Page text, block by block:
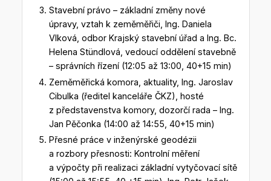
Stavební právo – základní změny nové
úpravy, vztah k zeměměřiči, Ing. Daniela
Vlková, odbor Krajský stavební úřad a Ing. Bc.
Helena Stündlová, vedoucí oddělení stavebně
– správních řízení (12:05 až 13:00, 40+15 min)
Zeměměřická komora, aktuality, Ing. Jaroslav
Cibulka (ředitel kanceláře ČKZ), hosté
z představenstva komory, dozorčí rada – Ing.
Jan Pěčonka (14:00 až 14:55, 40+15 min)
Přesné práce v inženýrské geodézii
a rozbory přesnosti: Kontrolní měření
a výpočty při realizaci základní vytyčovací sítě